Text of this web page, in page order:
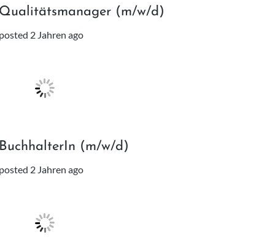
(m/w/d)
2 Jahren ago
(m/w/d)
2 Jahren ago